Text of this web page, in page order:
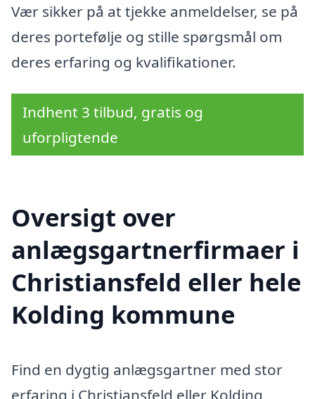
Vær sikker på at tjekke anmeldelser, se på
deres portefølje og stille spørgsmål om
deres erfaring og kvalifikationer.
Indhent 3 tilbud, gratis og
uforpligtende
Oversigt over
anlægsgartnerfirmaer i
Christiansfeld eller hele
Kolding kommune
Find en dygtig anlægsgartner med stor
erfaring i Christiansfeld eller Kolding